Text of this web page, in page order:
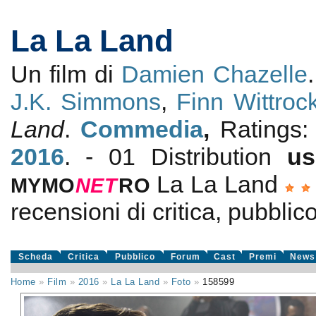
La La Land
Un film di Damien Chazelle
J.K. Simmons, Finn
Land. Commedia,
2016. - 01 Distribution
MYMONETRO La La Land
recensioni di critica,
Scheda Critica Pubblico Forum Cast Premi News
Home » Film » 2016 » La La Land » Foto » 158599